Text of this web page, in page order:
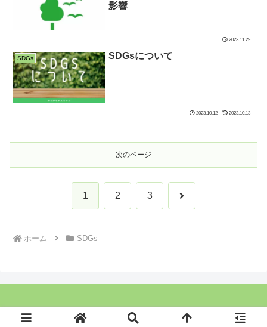
影響
2023.11.29
SDGs SDGsについて
2023.10.12 2023.10.13
次のページ
1 2 3 次
ホーム SDGs
Copyright © 2021 ぼっち人事の最強化計画 All Rights Reserved.